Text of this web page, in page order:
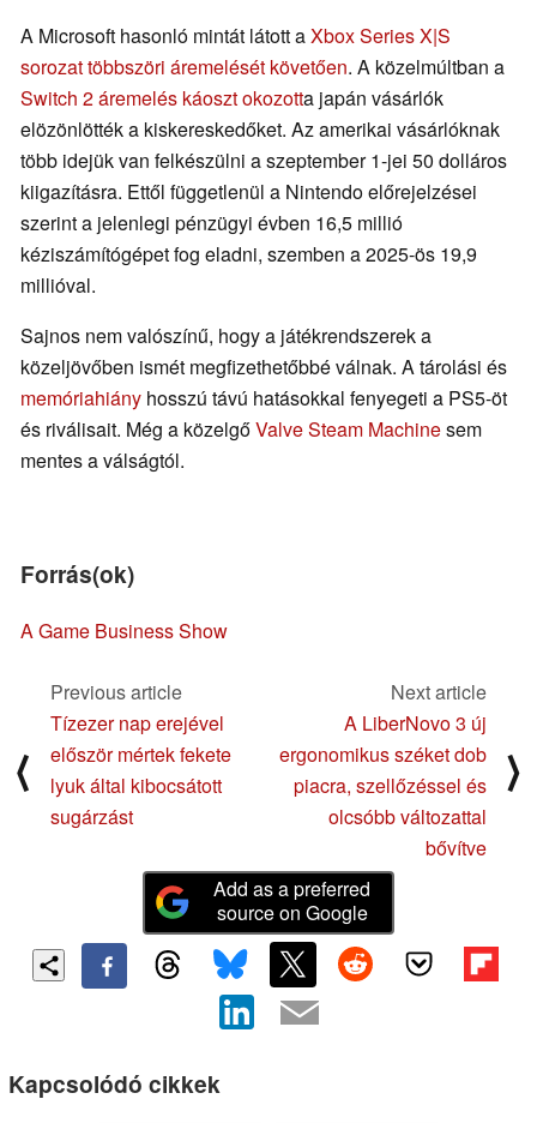
A Microsoft hasonló mintát látott aXbox Series X|S
sorozat többszöri áremelését követően. A közelmúltban a
Switch 2 áremelés káoszt okozotta japán vásárlók
elözönlötték a kiskereskedőket. Az amerikai vásárlóknak
több idejük van felkészülni a szeptember 1-jei 50 dolláros
kiigazításra. Ettől függetlenül a Nintendo előrejelzései
szerint a jelenlegi pénzügyi évben 16,5 millió
kéziszámítógépet fog eladni, szemben a 2025-ös 19,9
millióval.
Sajnos nem valószínű, hogy a játékrendszerek a
közeljövőben ismét megfizethetőbbé válnak. A tárolási és
memóriahiány hosszú távú hatásokkal fenyegeti a PS5-öt
és riválisait. Még a közelgőValve Steam Machinesem
mentes a válságtól.
Forrás(ok)
A Game Business Show
⟨
Previous article
Tízezer nap erejével
először mértek fekete
lyuk által kibocsátott
sugárzást
Next article
A LiberNovo 3 új
ergonomikus széket dob
piacra, szellőzéssel és
olcsóbb változattal
bővítve
⟩
Add as a preferred
source on Google
Kapcsolódó cikkek